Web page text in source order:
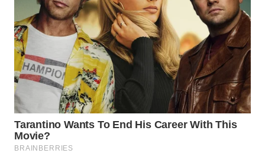
WN
BEKASI
WN
BOGOR
WN
DEPOK